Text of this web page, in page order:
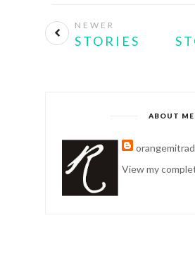
NEWER
STORIES
ABOUT ME
View my